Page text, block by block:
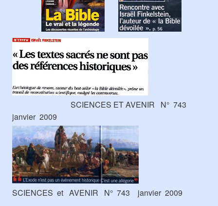
SCIENCES ET AVENIR N° 743
janvier 2009
SCIENCES et AVENIR N° 743 janvier 2009